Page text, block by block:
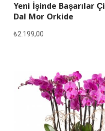
Yeni İşinde Başarılar
Dal Mor Orkide
₺2.199,00